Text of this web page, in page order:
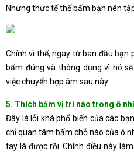
Nhưng thực tế thế bấm bạn nên
Chính vì thế, ngay từ ban đầu bạn
bấm đúng và thông dụng vì nó
việc chuyển hợp âm sau này.
5. Thích bấm vị trí nào trong ô
Đây là lỗi khá phổ biến của các
chỉ quan tâm bấm chỗ nào của ô
tay là được rồi. Chính điều này